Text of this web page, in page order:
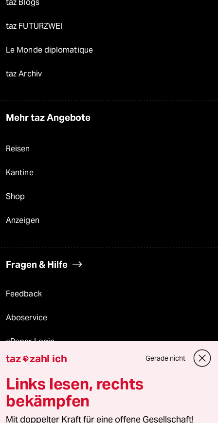
taz Blogs
taz FUTURZWEI
Le Monde diplomatique
taz Archiv
Mehr taz Angebote
Reisen
Kantine
Shop
Anzeigen
Fragen & Hilfe
Feedback
Aboservice
ePaper Login
Downloads für Abonnierende
© 2026 taz Verlags und Vertriebs GmbH
Alle Rechte vorbehalten. Bei rechtlichen Fragen oder für Genehmigungen
taz zahl ich Gerade nicht
Links lesen, rechts
bekämpfen
Mit doppelter Kraft für eine offene Gesellschaft!